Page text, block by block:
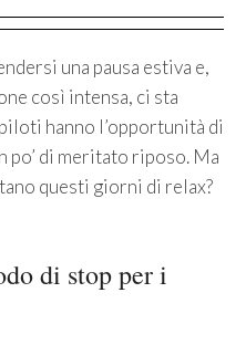
una pausa estiva e,
così intensa, ci sta
hanno l’opportunità di
po’ di meritato riposo. Ma
questi giorni di relax?
di stop per i